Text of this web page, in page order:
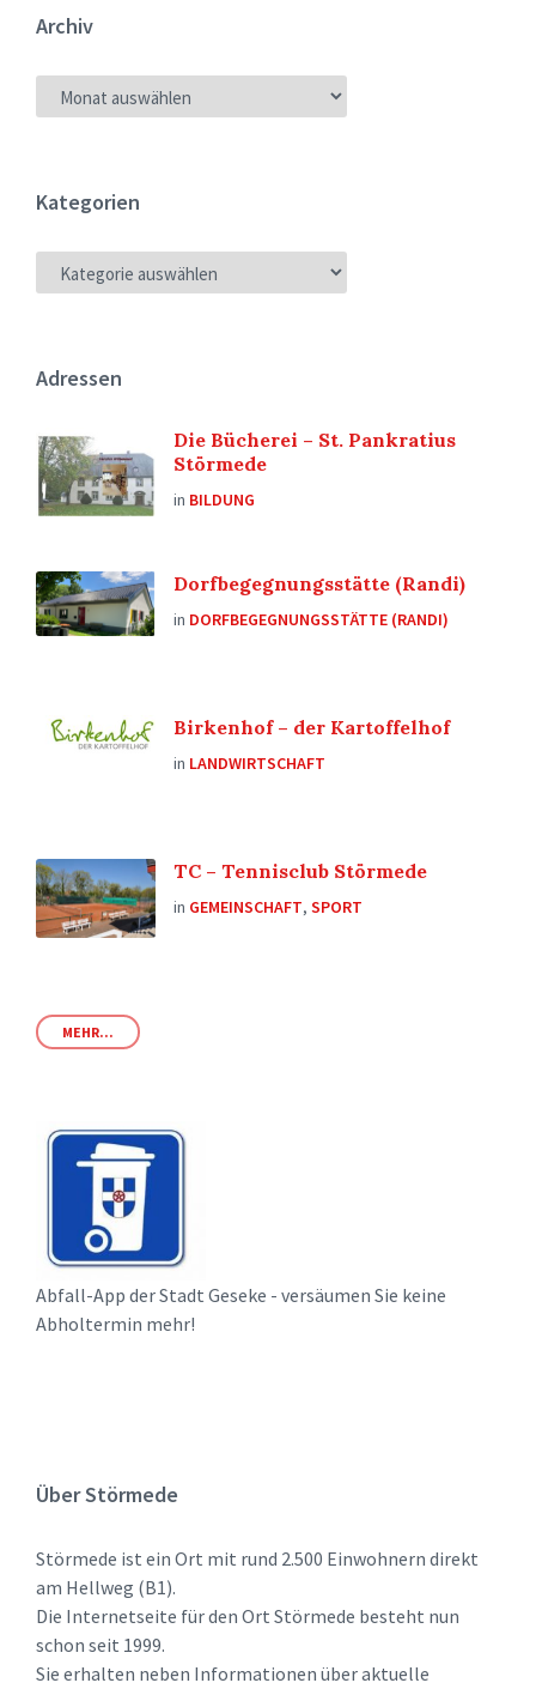
Archiv
Kategorien
Adressen
Die Bücherei – St. Pankratius
Störmede
in BILDUNG
Dorfbegegnungsstätte (Randi)
in DORFBEGEGNUNGSSTÄTTE (RANDI)
Birkenhof – der Kartoffelhof
in LANDWIRTSCHAFT
TC – Tennisclub Störmede
in GEMEINSCHAFT, SPORT
MEHR...
Abfall-App der Stadt Geseke - versäumen Sie keine
Abholtermin mehr!
Über Störmede
Störmede ist ein Ort mit rund 2.500 Einwohnern direkt
am Hellweg (B1).
Die Internetseite für den Ort Störmede besteht nun
schon seit 1999.
Sie erhalten neben Informationen über aktuelle